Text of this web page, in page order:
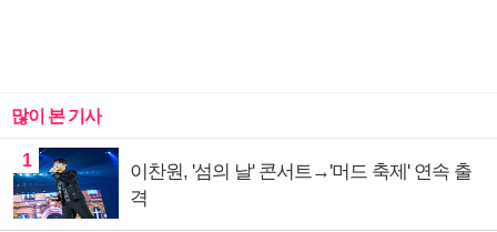
많이 본 기사
1
이찬원, '섬의 날' 콘서트→'머드 축제' 연속 출
격